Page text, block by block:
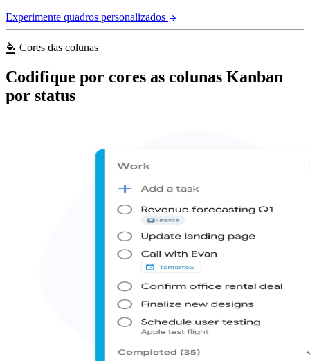
Experimente quadros personalizados arrow_forward
format_color_fill Cores das colunas
Codifique por cores as colunas Kanban
por status